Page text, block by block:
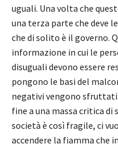
uguali. Una volta che
una terza parte che deve
che di solito è il governo.
informazione in cui le
disuguali devono essere
pongono le basi del
negativi vengono
fine a una massa critica di
società è così fragile, ci
accendere la fiamma che